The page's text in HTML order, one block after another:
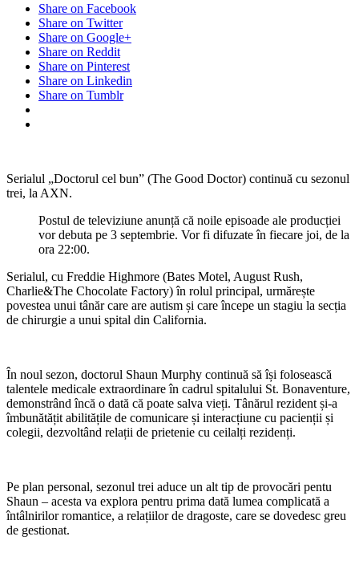
Share on Facebook
Share on Twitter
Share on Google+
Share on Reddit
Share on Pinterest
Share on Linkedin
Share on Tumblr
Serialul „Doctorul cel bun” (The Good Doctor) continuă cu sezonul
trei, la AXN.
Postul de televiziune anunță că noile episoade ale producției
vor debuta pe 3 septembrie. Vor fi difuzate în fiecare joi, de la
ora 22:00.
Serialul, cu Freddie Highmore (Bates Motel, August Rush,
Charlie&The Chocolate Factory) în rolul principal, urmărește
povestea unui tânăr care are autism și care începe un stagiu la secția
de chirurgie a unui spital din California.
În noul sezon, doctorul Shaun Murphy continuă să își folosească
talentele medicale extraordinare în cadrul spitalului St. Bonaventure,
demonstrând încă o dată că poate salva vieți. Tânărul rezident și-a
îmbunătățit abilitățile de comunicare și interacțiune cu pacienții și
colegii, dezvoltând relații de prietenie cu ceilalți rezidenți.
Pe plan personal, sezonul trei aduce un alt tip de provocări pentu
Shaun – acesta va explora pentru prima dată lumea complicată a
întâlnirilor romantice, a relațiilor de dragoste, care se dovedesc greu
de gestionat.